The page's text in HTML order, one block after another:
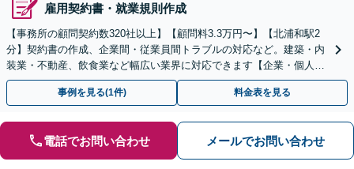
雇用契約書・就業規則作成
【事務所の顧問契約数320社以上】【顧問料3.3万円〜】【北浦和駅2
分】契約書の作成、企業間・従業員間トラブルの対応など。建築・内
装業・不動産、飲食業など幅広い業界に対応できます【企業・個人事
業主の方初回面談無料】
事例を見る(1件) 料金表を見る
電話でお問い合わせ メールでお問い合わせ